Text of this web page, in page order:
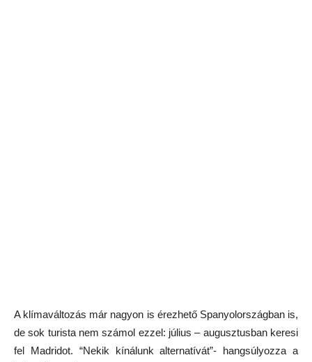
A klímaváltozás már nagyon is érezhető Spanyolországban is,
de sok turista nem számol ezzel: július – augusztusban keresi
fel Madridot. “Nekik kínálunk alternatívát”- hangsúlyozza a